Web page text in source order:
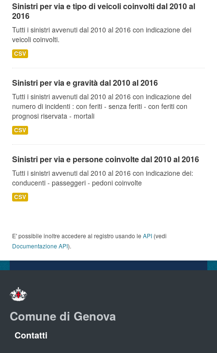
Sinistri per via e tipo di veicoli coinvolti dal 2010 al
2016
Tutti i sinistri avvenuti dal 2010 al 2016 con indicazione dei
veicoli coinvolti.
CSV
Sinistri per via e gravità dal 2010 al 2016
Tutti i sinistri avvenuti dal 2010 al 2016 con indicazione del
numero di incidenti : con feriti - senza feriti - con feriti con
prognosi riservata - mortali
CSV
Sinistri per via e persone coinvolte dal 2010 al 2016
Tutti i sinistri avvenuti dal 2010 al 2016 con indicazione dei:
conducenti - passeggeri - pedoni coinvolte
CSV
E' possibile inoltre accedere al registro usando le API (vedi
Documentazione API).
Comune di Genova
Contatti